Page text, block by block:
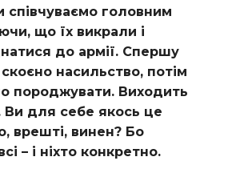
співчуваємо головним
що їх викрали і
до армії. Спершу
насильство, потім
породжувати. Виходить
Ви для себе якось це
врешті, винен? Бо
– і ніхто конкретно.